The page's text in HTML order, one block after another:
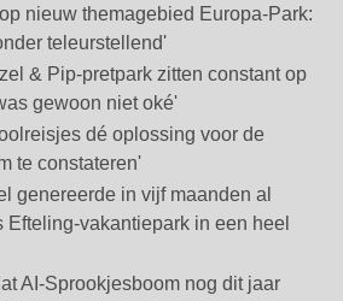
nieuw themagebied Europa-Park:
teleurstellend'
& Pip-pretpark zitten constant op
gewoon niet oké'
dé oplossing voor de
te constateren'
genereerde in vijf maanden al
Efteling-vakantiepark in een heel
AI-Sprookjesboom nog dit jaar